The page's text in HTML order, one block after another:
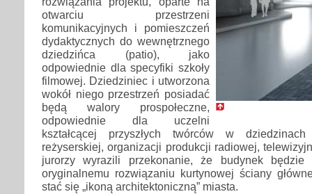
otwarciu przestrzeni
komunikacyjnych i pomieszczeń
dydaktycznych do wewnętrznego
dziedzińca (patio), jako
odpowiednie dla specyfiki szkoły
filmowej. Dziedziniec i utworzona
wokół niego przestrzeń posiadać
będą walory prospołeczne,
odpowiednie dla uczelni
kształcącej przyszłych twórców w
reżyserskiej, organizacji produkcji radiowej,
jurorzy wyrazili przekonanie, że budynek będzie
oryginalnemu rozwiązaniu kurtynowej ściany
stać się „ikoną architektoniczną” miasta.